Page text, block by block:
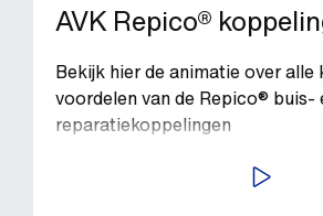
AVK Repico®
Bekijk hier de animatie over alle
voordelen van de Repico® buis-
reparatiekoppelingen
BEKIJK